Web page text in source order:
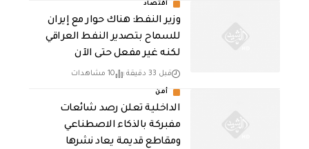
أقتصاد
وزير النفط: هناك حوار مع إيران
للسماح بتصدير النفط العراقي
لكنه غير مفعل حتى الآن
قبل 33 دقيقة 10 مشاهدات
أمن
الداخلية تعلن رصد شائعات
مفبركة بالذكاء الاصطناعي
ومقاطع قديمة يعاد نشرها